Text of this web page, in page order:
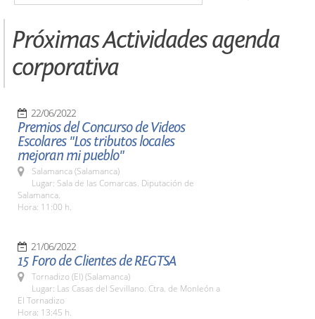
Próximas Actividades agenda
corporativa
22/06/2022
Premios del Concurso de Videos
Escolares "Los tributos locales
mejoran mi pueblo"
Salamanca (Salamanca)
Lugar: Sala de las Comarcas. Diputación de
Salamanca.
Hora: 11:00 h.
21/06/2022
15 Foro de Clientes de REGTSA
Tornadizo (El) (Salamanca)
Lugar: Las Casas del Sevillano. Ctra. de Monleón a
El Tornadizo
Hora: 13:45 h.